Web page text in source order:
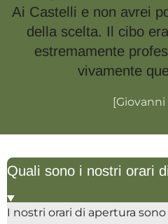
Ai Castelli e non avrei
della scelta. Il cibo
estremamente
vivamente
[Giovanni
Quali sono i nostri orari
I nostri orari di apertura